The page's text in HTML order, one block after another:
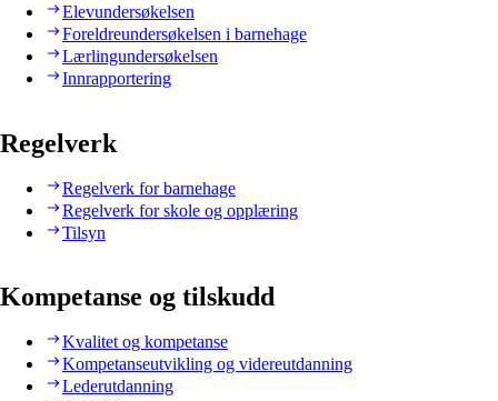
Elevundersøkelsen
Foreldreundersøkelsen i barnehage
Lærlingundersøkelsen
Innrapportering
Regelverk
Regelverk for barnehage
Regelverk for skole og opplæring
Tilsyn
Kompetanse og tilskudd
Kvalitet og kompetanse
Kompetanseutvikling og videreutdanning
Lederutdanning